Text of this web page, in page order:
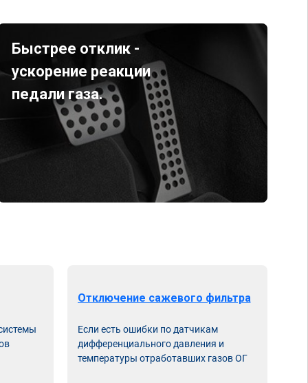
Быстрее отклик -
ускорение реакции
педали газа.
Отключение сажевого фильтра
Если есть ошибки по датчикам
дифференциального давления и
температуры отработавших газов ОГ